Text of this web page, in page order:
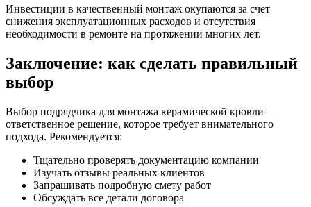
Инвестиции в качественный монтаж окупаются за счет
снижения эксплуатационных расходов и отсутствия
необходимости в ремонте на протяжении многих лет.
Заключение: как сделать правильный
выбор
Выбор подрядчика для монтажа керамической кровли –
ответственное решение, которое требует внимательного
подхода. Рекомендуется:
Тщательно проверять документацию компании
Изучать отзывы реальных клиентов
Запрашивать подробную смету работ
Обсуждать все детали договора